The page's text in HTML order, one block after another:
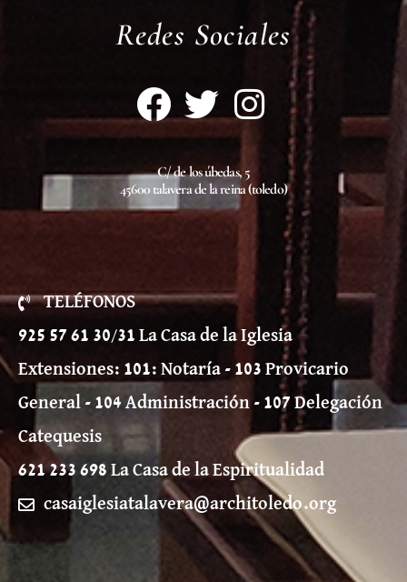
Redes Sociales
C/ de los úbedas, 5
45600 talavera de la reina (toledo)
TELÉFONOS
925 57 61 30/31 La Casa de la Iglesia
Extensiones: 101: Notaría - 103 Provicario
General - 104 Administración - 107 Delegación
Catequesis
621 233 698 La Casa de la Espiritualidad
casaiglesiatalavera@architoledo.org